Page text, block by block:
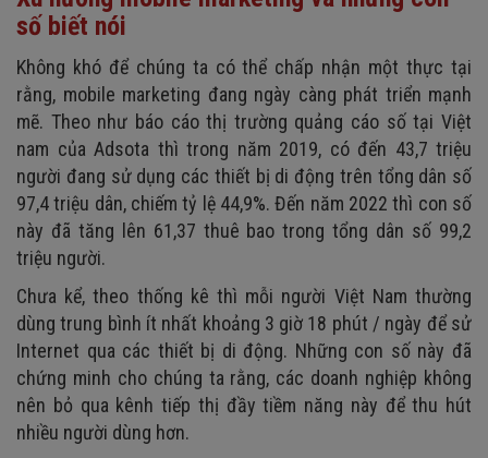
số biết nói
Không khó để chúng ta có thể chấp nhận một thực tại
rằng, mobile marketing đang ngày càng phát triển mạnh
mẽ. Theo như báo cáo thị trường quảng cáo số tại Việt
nam của Adsota thì trong năm 2019, có đến 43,7 triệu
người đang sử dụng các thiết bị di động trên tổng dân số
97,4 triệu dân, chiếm tỷ lệ 44,9%. Đến năm 2022 thì con số
này đã tăng lên 61,37 thuê bao trong tổng dân số 99,2
triệu người.
Chưa kể, theo thống kê thì mỗi người Việt Nam thường
dùng trung bình ít nhất khoảng 3 giờ 18 phút / ngày để sử
Internet qua các thiết bị di động. Những con số này đã
chứng minh cho chúng ta rằng, các doanh nghiệp không
nên bỏ qua kênh tiếp thị đầy tiềm năng này để thu hút
nhiều người dùng hơn.